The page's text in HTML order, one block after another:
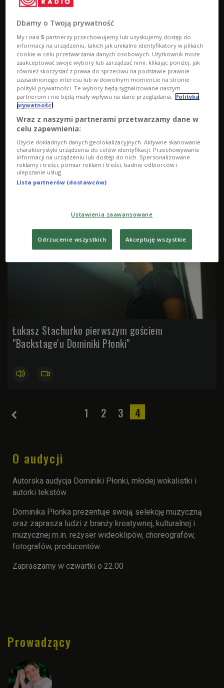
Audycje
Żonka: Moim zdaniem ubrania mają moc
Łukasz Stachurko pierwszym gościem
"Backstage'u Dominiki Płonki"
1 2 3 4
O audycji
Autorska audycja Dominiki Płonki, młodej wokalistki i
autorki tekstów
Dominika Płonka prezentuje swoją selekcję muzyczną
oraz zaprasza ludzi z branży kreatywnej, kulturalnej i
muzycznej m.in. reżyser wideoklipów, choreografów,
fotografów, producentów.
Zapraszamy w czwartki o 22.00
Prowadzący
Dbamy o Twoją prywatność
My i nasi5 partnerzy przechowujemy lub uzyskujemy dostęp do
informacji na urządzeniu, takich jak unikalne identyfikatory w plikach
cookie w celu przetwarzania danych osobowych. Użytkownik może
zaakceptować swoje wybory lub zarządzać nimi, klikając poniżej, jak
również skorzystać z prawa do sprzeciwu na podstawie prawnie
uzasadnionego interesu lub w dowolnym momencie na stronie
polityki prywatności. Te wybory będą sygnalizowane naszym
partnerom i nie będą miały wpływu na dane przeglądania. Polityka
prywatności
Wraz z naszymi partnerami przetwarzamy dane w
celu zapewnienia:
Użycie dokładnych danych geolokalizacyjnych. Aktywne skanowanie
charakterystyki urządzenia do celów identyfikacji. Przechowywanie
informacji na urządzeniu lub dostęp do nich. Spersonalizowane
reklamy i treści, pomiar reklam i treści, badnie odbiorców i
ulepszanie usług.
Lista partnerów (dostawców)
Ustawienia zaawansowane
Odrzucenie wszystkich Akceptuję wszystkie